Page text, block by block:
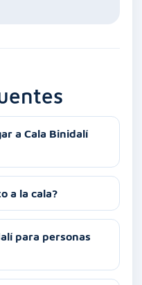
a Cala Binidalí
a la cala?
para personas